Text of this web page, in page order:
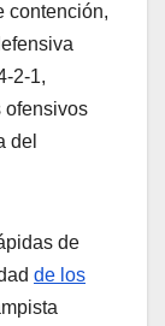
contención,
2-1,
ofensivos
del
de
de los